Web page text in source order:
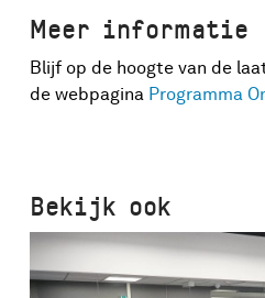
Meer informatie
Blijf op de hoogte van de
de webpagina Programma
Bekijk ook